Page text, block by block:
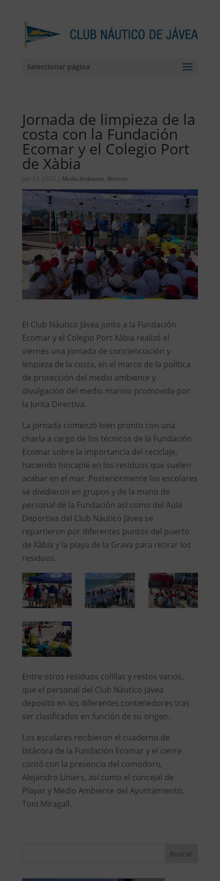
Seleccionar página
Jornada de limpieza de la
costa con la Fundación
Ecomar y el Colegio Port
de Xàbia
Jun 13, 2022 | Medio Ambiente Noticias
El Club Náutico Jávea junto a la Fundación
Ecomar y el Colegio Port Xàbia realizó el
viernes una jornada de concienciación y
limpieza de la costa, en el marco de la política
de protección del medio ambiente y
divulgación del medio marino promovida por
la Junta Directiva.
La jornada comenzó bien pronto con una
charla a cargo de los técnicos de la Fundación
Ecomar sobre la importancia del reciclaje,
haciendo hincapié en los residuos que suelen
acabar en el mar. Posteriormente los escolares
se dividieron en grupos y de la mano de
personal de la Fundación así como del Aula
Deportiva del Club Náutico Jávea se
repartieron por diferentes puntos del puerto
de Xàbia y la playa de la Grava para retirar los
residuos.
Entre otros residuos colillas y restos varios,
que el personal del Club Náutico Jávea
depositó en los diferentes contenedores tras
ser clasificados en función de su origen.
Los escolares recibieron el cuaderno de
bitácora de la Fundación Ecomar y el cierre
contó con la presencia del comodoro,
Alejandro Liniers, así como el concejal de
Playas y Medio Ambiente del Ayuntamiento,
Toni Miragall.